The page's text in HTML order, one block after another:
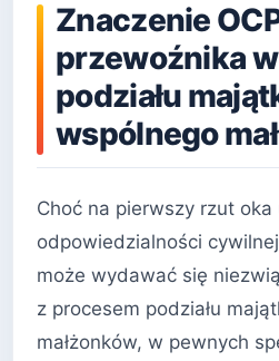
Znaczenie
przewoźnika
podziału
wspólnego
Choć na pierwszy rzut oka
odpowiedzialności
może wydawać się
z procesem podziału
małżonków, w pewnych